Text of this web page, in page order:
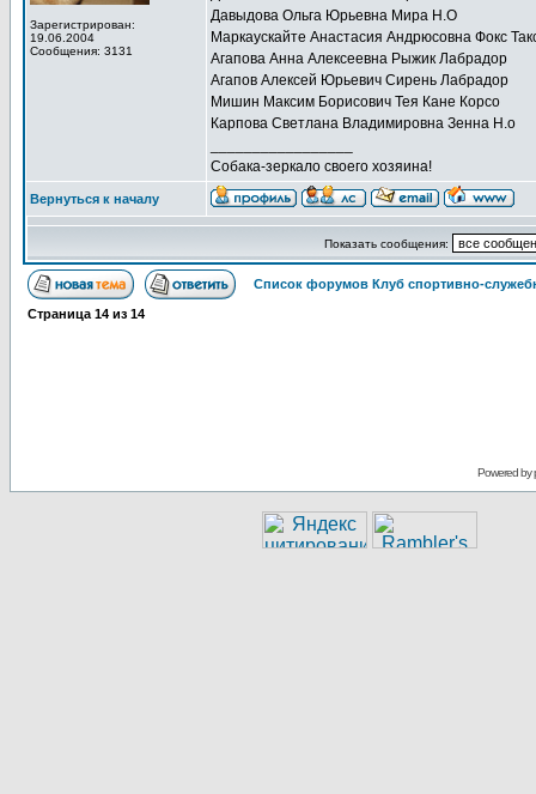
Зарегистрирован:
19.06.2004
Сообщения: 3131
Давыдова Ольга Юрьевна Мира Н.О
Маркаускайте Анастасия Андрюсовна Фокс
Агапова Анна Алексеевна Рыжик Лабрадор
Агапов Алексей Юрьевич Сирень Лабрадор
Мишин Максим Борисович Тея Кане Корсо
Карпова Светлана Владимировна Зенна Н.о
Собака-зеркало своего хозяина!
Вернуться к началу
Показать сообщения:
Список форумов Клуб спортивно-
Страница 14 из 14
Powered by